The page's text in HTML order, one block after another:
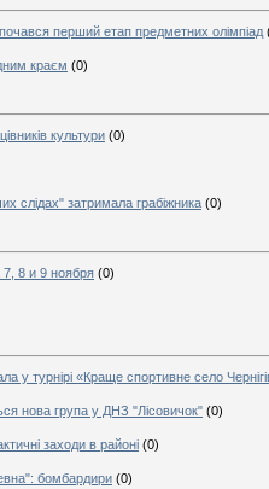
перший етап предметних олімпіад
краєм (0)
культури (0)
слідах" затримала грабіжника (0)
7, 8 и 9 ноября (0)
у турнірі «Краще спортивне село
нова група у ДНЗ "Лісовичок" (0)
заходи в районі (0)
бомбардири (0)